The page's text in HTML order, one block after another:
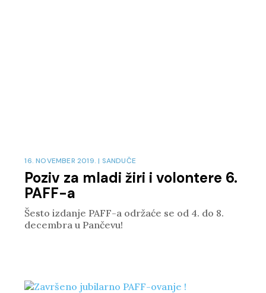
Poziv za mladi žiri i volontere 6.
PAFF-a
16. NOVEMBER 2019. | SANDUČE
Šesto izdanje PAFF-a održaće se od 4. do 8.
decembra u Pančevu!